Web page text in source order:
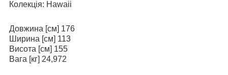
Колекція: Hawaii
Довжина [см] 176
Ширина [см] 113
Висота [см] 155
Вага [кг] 24,972